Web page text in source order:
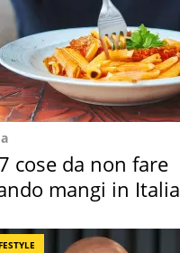
cose da non fare
mangi in Italia